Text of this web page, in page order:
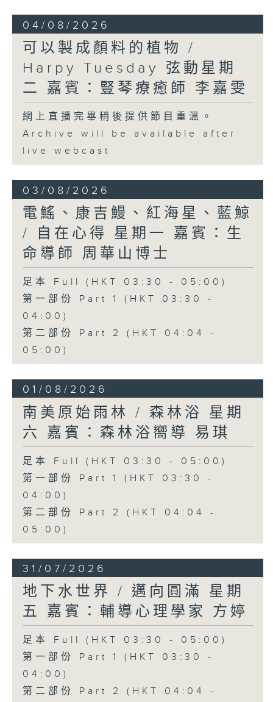
04/08/2026
可以製成顏料的植物 /
Harpy Tuesday 弦動星期
二 嘉賓：豎琴療癒師 李嘉雯
網上直播完畢稍後提供節目重溫。
Archive will be available after
live webcast
03/08/2026
電鰩、康吉鰻、紅海星、藍鯨
/ 自在心得 星期一 嘉賓：生
命導師 周華山博士
足本 Full (HKT 03:30 - 05:00)
第一部份 Part 1 (HKT 03:30 -
04:00)
第二部份 Part 2 (HKT 04:04 -
05:00)
01/08/2026
南美原始雨林 / 森林浴 星期
六 嘉賓：森林浴嚮導 易琪
足本 Full (HKT 03:30 - 05:00)
第一部份 Part 1 (HKT 03:30 -
04:00)
第二部份 Part 2 (HKT 04:04 -
05:00)
31/07/2026
地下水世界 / 邁向圓滿 星期
五 嘉賓：輔導心理學家 方婷
足本 Full (HKT 03:30 - 05:00)
第一部份 Part 1 (HKT 03:30 -
04:00)
第二部份 Part 2 (HKT 04:04 -